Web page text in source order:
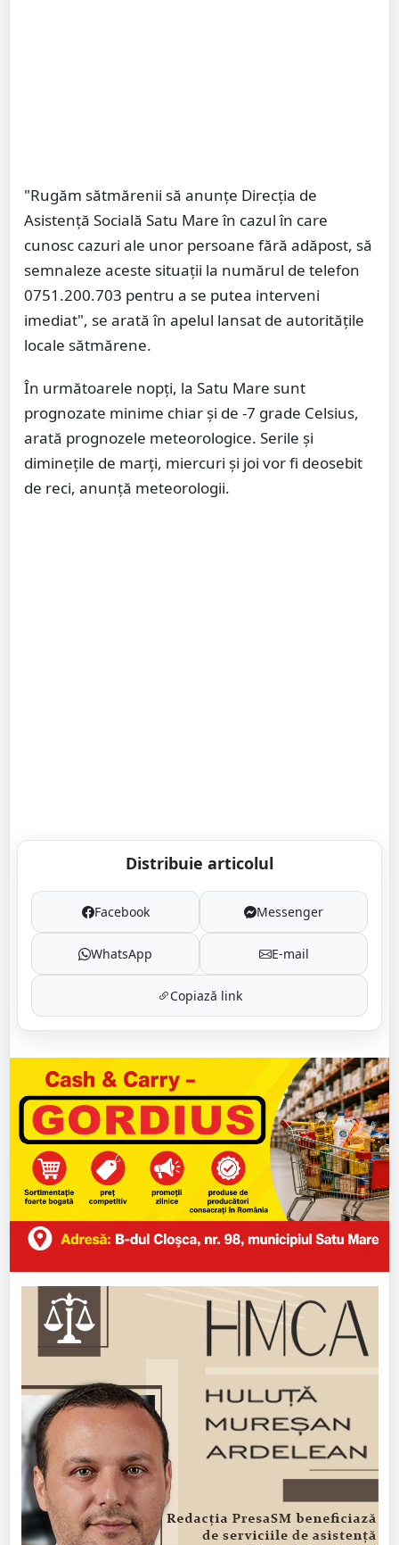
"Rugăm sătmărenii să anunțe Direcția de
Asistență Socială Satu Mare în cazul în care
cunosc cazuri ale unor persoane fără adăpost, să
semnaleze aceste situații la numărul de telefon
0751.200.703 pentru a se putea interveni
imediat", se arată în apelul lansat de autoritățile
locale sătmărene.
În următoarele nopți, la Satu Mare sunt
prognozate minime chiar și de -7 grade Celsius,
arată prognozele meteorologice. Serile și
diminețile de marți, miercuri și joi vor fi deosebit
de reci, anunță meteorologii.
Distribuie articolul
Facebook Messenger
WhatsApp E-mail
Copiază link